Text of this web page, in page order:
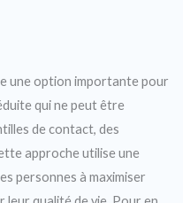
une option importante pour
qui ne peut être
de contact, des
approche utilise une
personnes à maximiser